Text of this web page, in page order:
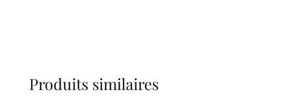
Produits similaires